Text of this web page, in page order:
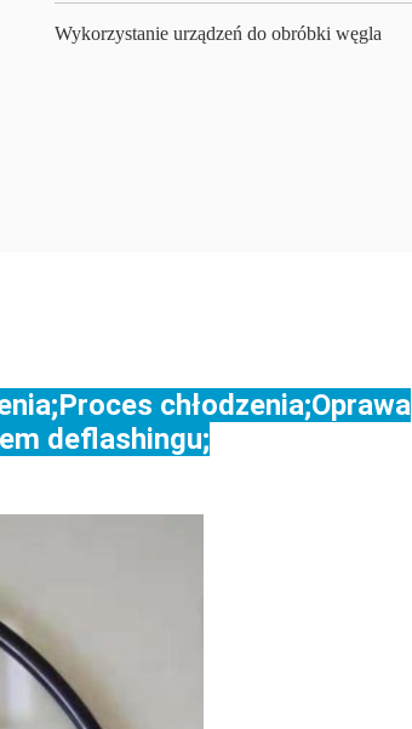
Wykorzystanie urządzeń do obróbki węgla
chłodzenia;Oprawa
deflashingu;